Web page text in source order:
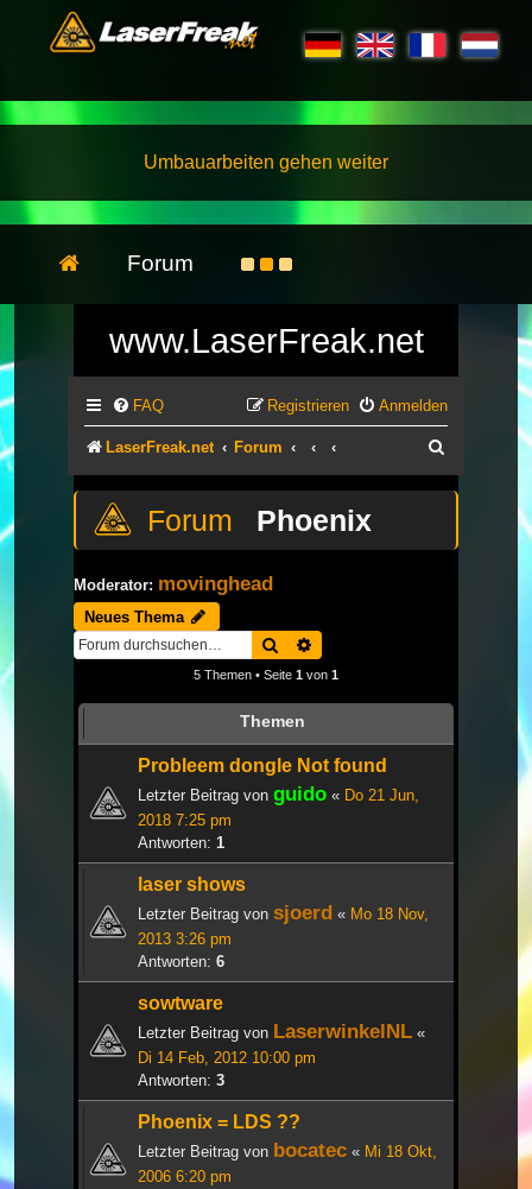
Umbauarbeiten gehen weiter
Forum
www.LaserFreak.net
FAQ Anmelden
Registrieren
LaserFreak.net Forum
Phoenix
Moderator: movinghead
Neues Thema
Suche
5 Themen • Seite 1 von 1
Themen
Probleem dongle Not found
Letzter Beitrag von guido « Do 21 Jun,
2018 7:25 pm
Antworten: 1
laser shows
Letzter Beitrag von sjoerd « Mo 18 Nov,
2013 3:26 pm
Antworten: 6
sowtware
Letzter Beitrag von LaserwinkelNL «
Di 14 Feb, 2012 10:00 pm
Antworten: 3
Phoenix = LDS ??
Letzter Beitrag von bocatec « Mi 18 Okt,
2006 6:20 pm